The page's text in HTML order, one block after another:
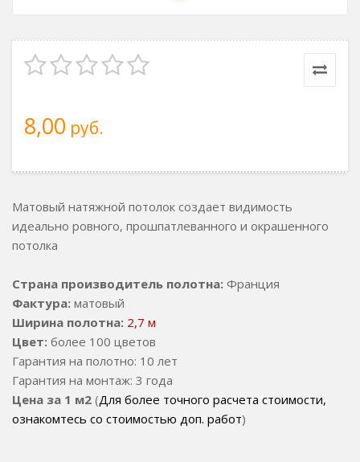
8,00 руб.
Матовый натяжной потолок создает видимость
идеально ровного, прошпатлеванного и окрашенного
потолка
Страна производитель полотна: Франция
Фактура: матовый
Ширина полотна: 2,7 м
Цвет: более 100 цветов
Гарантия на полотно: 10 лет
Гарантия на монтаж: 3 года
Цена за 1 м2 (Для более точного расчета стоимости,
ознакомтесь со стоимостью доп. работ)